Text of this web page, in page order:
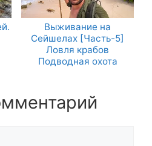
Выживание на
Сейшелах [Часть-5]
Ловля крабов
Подводная охота